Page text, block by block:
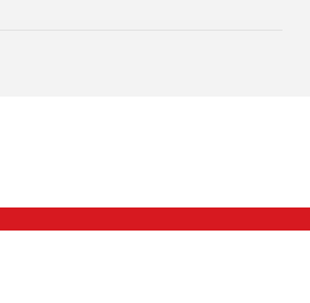
(11) 2108 9200 - Fax (11) 2108 9310